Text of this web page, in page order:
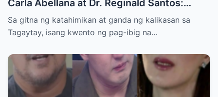
Carla Abellana at Dr. Reginald Santos:
Isang Kwento ng ‘Full Circle’ ng Pag-ibig
Sa gitna ng katahimikan at ganda ng kalikasan sa
Tagaytay, isang kwento ng pag-ibig na…